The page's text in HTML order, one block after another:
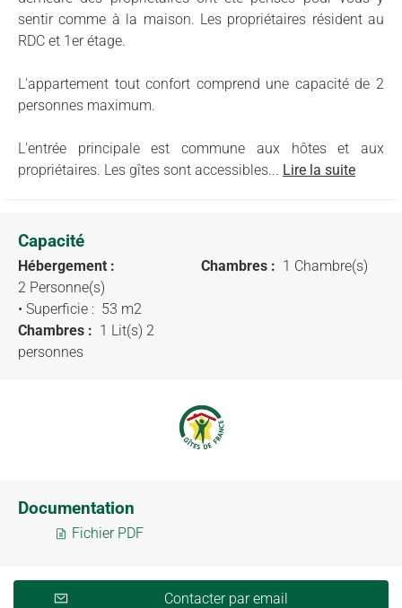
sentir comme à la maison. Les propriétaires résident au
RDC et 1er étage.
L'appartement tout confort comprend une capacité de 2
personnes maximum.
L'entrée principale est commune aux hôtes et aux
propriétaires. Les gîtes sont accessibles... Lire la suite
Capacité
Hébergement :
2 Personne(s)
• Superficie : 53 m2
Chambres : 1 Chambre(s)
Chambres : 1 Lit(s) 2
personnes
Documentation
Fichier PDF
Contacter par email